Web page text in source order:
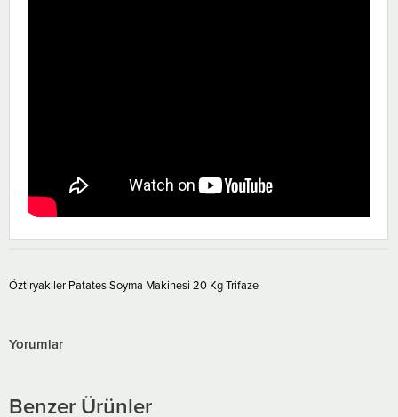
Öztiryakiler Patates Soyma Makinesi 20 Kg Trifaze
Yorumlar
Benzer Ürünler